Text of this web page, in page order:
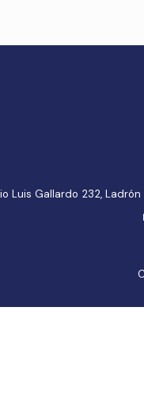
Luis Gallardo 232,